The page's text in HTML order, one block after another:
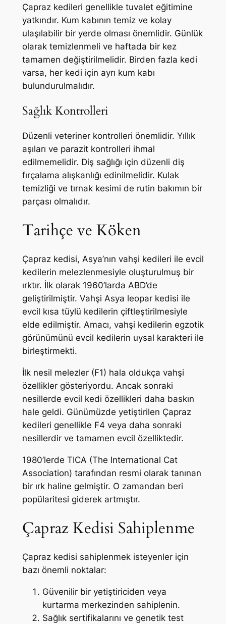
Çapraz kedileri genellikle tuvalet eğitimine
yatkındır. Kum kabının temiz ve kolay
ulaşılabilir bir yerde olması önemlidir. Günlük
olarak temizlenmeli ve haftada bir kez
tamamen değiştirilmelidir. Birden fazla kedi
varsa, her kedi için ayrı kum kabı
bulundurulmalıdır.
Sağlık Kontrolleri
Düzenli veteriner kontrolleri önemlidir. Yıllık
aşıları ve parazit kontrolleri ihmal
edilmemelidir. Diş sağlığı için düzenli diş
fırçalama alışkanlığı edinilmelidir. Kulak
temizliği ve tırnak kesimi de rutin bakımın bir
parçası olmalıdır.
Tarihçe ve Köken
Çapraz kedisi, Asya’nın vahşi kedileri ile evcil
kedilerin melezlenmesiyle oluşturulmuş bir
ırktır. İlk olarak 1960’larda ABD’de
geliştirilmiştir. Vahşi Asya leopar kedisi ile
evcil kısa tüylü kedilerin çiftleştirilmesiyle
elde edilmiştir. Amacı, vahşi kedilerin egzotik
görünümünü evcil kedilerin uysal karakteri ile
birleştirmekti.
İlk nesil melezler (F1) hala oldukça vahşi
özellikler gösteriyordu. Ancak sonraki
nesillerde evcil kedi özellikleri daha baskın
hale geldi. Günümüzde yetiştirilen Çapraz
kedileri genellikle F4 veya daha sonraki
nesillerdir ve tamamen evcil özelliktedir.
1980’lerde TICA (The International Cat
Association) tarafından resmi olarak tanınan
bir ırk haline gelmiştir. O zamandan beri
popülaritesi giderek artmıştır.
Çapraz Kedisi Sahiplenme
Çapraz kedisi sahiplenmek isteyenler için
bazı önemli noktalar:
Güvenilir bir yetiştiriciden veya
kurtarma merkezinden sahiplenin.
Sağlık sertifikalarını ve genetik test